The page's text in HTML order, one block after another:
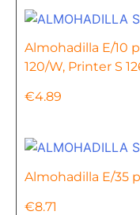
Almohadilla E/10
120/W, Printer S
€4.89
Almohadilla E/35
€8.71